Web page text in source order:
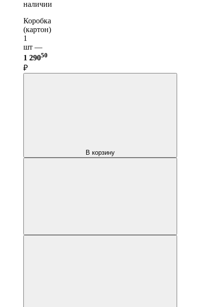
наличии
Коробка
(картон)
1
шт —
1 29050
₽
В корзину